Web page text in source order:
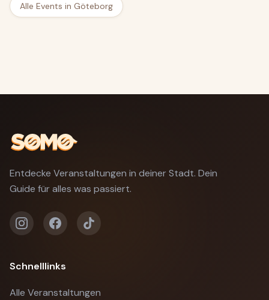
Alle Events in Göteborg
Entdecke Veranstaltungen in deiner Stadt. Dein
Guide für alles was passiert.
Schnelllinks
Alle Veranstaltungen